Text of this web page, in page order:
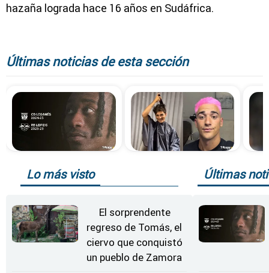
hazaña lograda hace 16 años en Sudáfrica.
Últimas noticias de esta sección
Lo más visto
El sorprendente
regreso de Tomás, el
ciervo que conquistó
un pueblo de Zamora
Últimas